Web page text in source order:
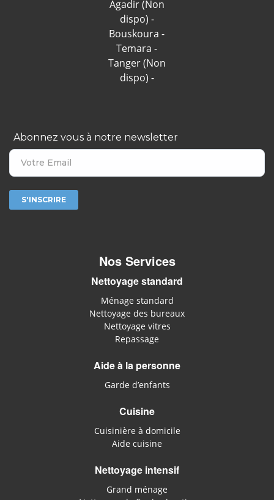
Agadir (Non
dispo)
Bouskoura
Temara
Tanger (Non
dispo)
Abonnez vous à notre newsletter
S'INSCRIRE
Nos Services
Nettoyage standard
Ménage standard
Nettoyage des bureaux
Nettoyage vitres
Repassage
Aide à la personne
Garde d’enfants
Cuisine
Cuisinière à domicile
Aide cuisine
Nettoyage intensif
Grand ménage